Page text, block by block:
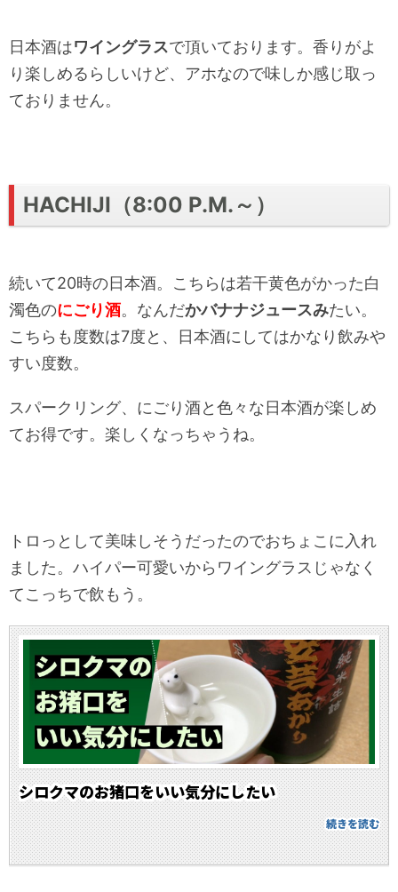
日本酒はワイングラスで頂いております。香りがよ
り楽しめるらしいけど、アホなので味しか感じ取っ
ておりません。
HACHIJI（8:00 P.M.～）
続いて20時の日本酒。こちらは若干黄色がかった白
濁色のにごり酒。なんだかバナナジュースみたい。
こちらも度数は7度と、日本酒にしてはかなり飲みや
すい度数。
スパークリング、にごり酒と色々な日本酒が楽しめ
てお得です。楽しくなっちゃうね。
トロっとして美味しそうだったのでおちょこに入れ
ました。ハイパー可愛いからワイングラスじゃなく
てこっちで飲もう。
シロクマのお猪口をいい気分にしたい
続きを読む